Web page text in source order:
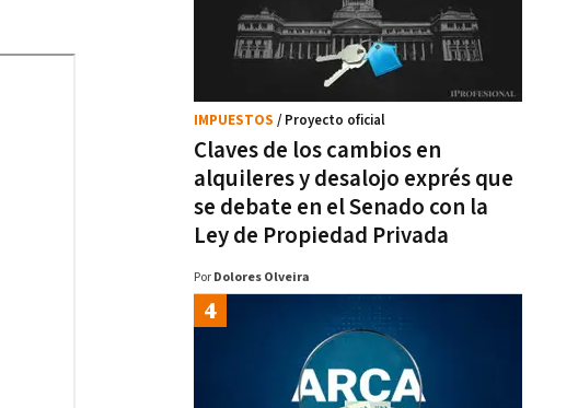
Claves de los cambios en
alquileres y desalojo exprés que
se debate en el Senado con la
Ley de Propiedad Privada
IMPUESTOS / Proyecto oficial
Por Dolores Olveira